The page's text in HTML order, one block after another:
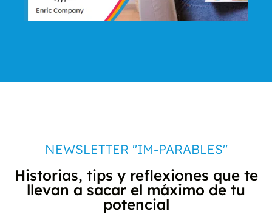
NEWSLETTER "IM-PARABLES"
Historias, tips y reflexiones que te
llevan a sacar el máximo de tu
potencial